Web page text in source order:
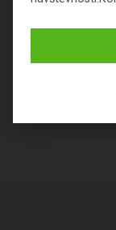
Výborné
Nezařaditelné